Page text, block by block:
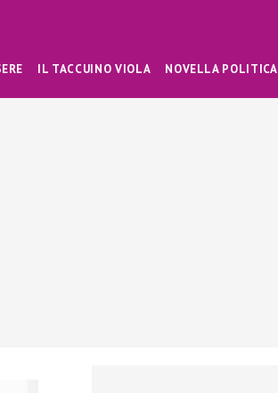
IL TACCUINO VIOLA NOVELLA POLITICA